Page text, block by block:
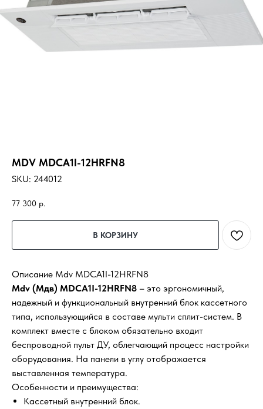
MDV MDCA1I-12HRFN8
SKU: 244012
77 300 р.
В КОРЗИНУ
Описание Mdv MDCA1I-12HRFN8
Mdv (Мдв) MDCA1I-12HRFN8 – это эргономичный,
надежный и функциональный внутренний блок кассетного
типа, использующийся в составе мульти сплит-систем. В
комплект вместе с блоком обязательно входит
беспроводной пульт ДУ, облегчающий процесс настройки
оборудования. На панели в углу отображается
выставленная температура.
Особенности и преимущества:
Кассетный внутренний блок.